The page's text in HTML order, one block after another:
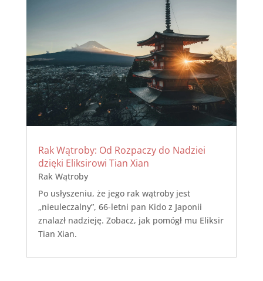
Rak Wątroby: Od Rozpaczy do Nadziei
dzięki Eliksirowi Tian Xian
Rak Wątroby
Po usłyszeniu, że jego rak wątroby jest
„nieuleczalny”, 66-letni pan Kido z Japonii
znalazł nadzieję. Zobacz, jak pomógł mu Eliksir
Tian Xian.